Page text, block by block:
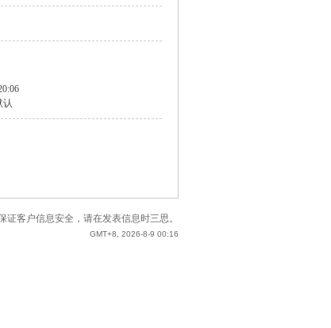
认
证客户信息安全，请在发表信息时三思。
GMT+8, 2026-8-9 00:16